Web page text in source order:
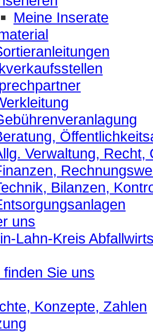
Meine Inserate
Verwaltung, Recht,
Bilanzen,
uns
Lahn-Kreis
finden Sie uns
Konzepte, Zahlen